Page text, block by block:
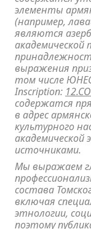
элементы
(например,
являются
академической
выражения
том числе
Inscription:
содержатся
в адрес
культурного
источниками.
Мы выражаем
состава
включая
этнологии,
поэтому